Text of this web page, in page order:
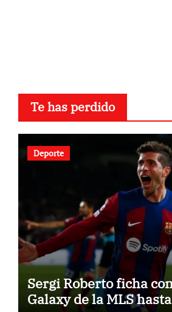
Te has perdido
Deporte
Sergi Roberto ficha
Galaxy de la MLS